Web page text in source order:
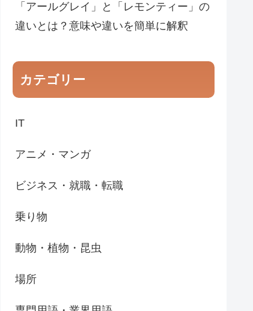
「アールグレイ」と「レモンティー」の
違いとは？意味や違いを簡単に解釈
カテゴリー
IT
アニメ・マンガ
ビジネス・就職・転職
乗り物
動物・植物・昆虫
場所